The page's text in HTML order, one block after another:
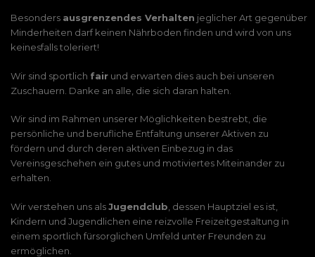
Besonders ausgrenzendes Verhalten jeglicher Art gegenüber
Minderheiten darf keinen Nährboden finden und wird von uns
keinesfalls toleriert!
Wir sind sportlich fair und erwarten dies auch bei unseren
Zuschauern. Danke an alle, die sich daran halten.
Wir sind im Rahmen unserer Möglichkeiten bestrebt, die
persönliche und berufliche Entfaltung unserer Aktiven zu
fördern und durch deren aktiven Einbezug in das
Vereinsgeschehen ein gutes und motiviertes Miteinander zu
erhalten.
Wir verstehen uns alsJugendclub , dessen Hauptziel es ist,
Kindern und Jugendlichen eine reizvolle Freizeitgestaltung in
einem sportlich fürsorglichen Umfeld unter Freunden zu
ermöglichen.